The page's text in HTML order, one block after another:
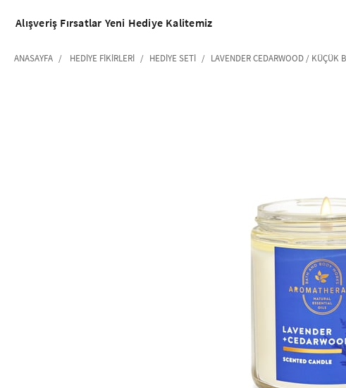
Alışveriş Fırsatlar Yeni Hediye Kalitemiz
ANASAYFA HEDIYE FIKIRLERI HEDIYE SETI LAVENDER CEDARWOOD / KÜÇÜK